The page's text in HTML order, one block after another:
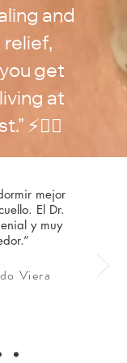
and
relief,
get
at
⚡🏃‍♂️
mejor
El Dr.
y muy
Viera